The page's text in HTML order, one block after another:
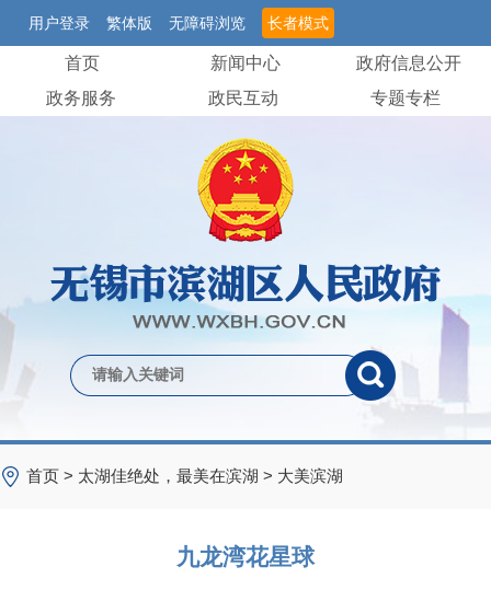
用户登录 繁体版 无障碍浏览 长者模式
首页 新闻中心
政府信息公开
政务服务
政民互动 专题专栏
首页 > 太湖佳绝处，最美在滨湖 > 大美滨湖
九龙湾花星球